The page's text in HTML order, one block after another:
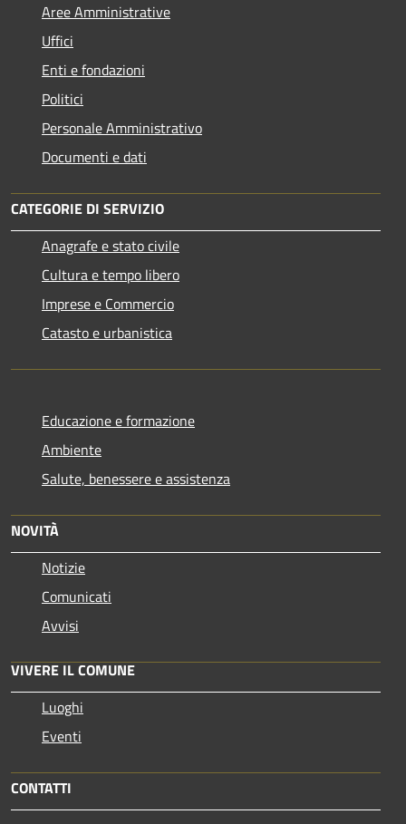
Aree Amministrative
Uffici
Enti e fondazioni
Politici
Personale Amministrativo
Documenti e dati
CATEGORIE DI SERVIZIO
Anagrafe e stato civile
Cultura e tempo libero
Imprese e Commercio
Catasto e urbanistica
Educazione e formazione
Ambiente
Salute, benessere e assistenza
NOVITÀ
Notizie
Comunicati
Avvisi
VIVERE IL COMUNE
Luoghi
Eventi
CONTATTI